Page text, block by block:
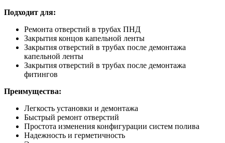
Подходит для:
Ремонта отверстий в трубах ПНД
Закрытия концов капельной ленты
Закрытия отверстий в трубах после демонтажа
капельной ленты
Закрытия отверстий в трубах после демонтажа
фитингов
Преимущества:
Легкость установки и демонтажа
Быстрый ремонт отверстий
Простота изменения конфигурации систем полива
Надежность и герметичность